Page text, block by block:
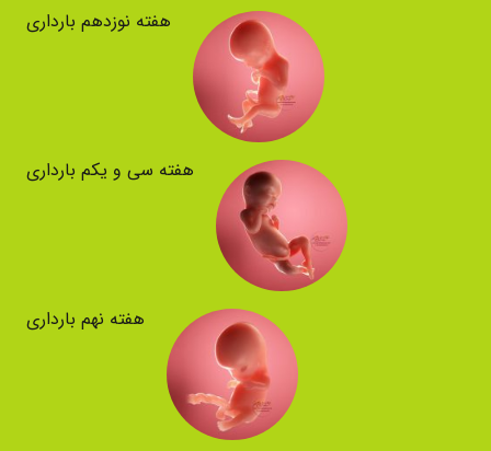
هفته نوزدهم بارداری
هفته سی و یکم بارداری
هفته نهم بارداری